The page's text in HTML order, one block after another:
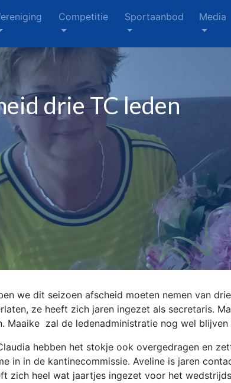
Competitie Sportaanbod Media
drie TC leden
we dit seizoen afscheid moeten nemen van
ze heeft zich jaren ingezet als secretaris.
Maaike zal de ledenadministratie nog wel
hebben het stokje ook overgedragen en
in in de kantinecommissie. Aveline is jaren
zich heel wat jaartjes ingezet voor het